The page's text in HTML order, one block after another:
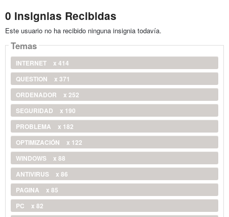
0 Insignias Recibidas
Este usuario no ha recibido ninguna insignia todavía.
Temas
INTERNET
x 414
QUESTION
x 371
ORDENADOR
x 252
SEGURIDAD
x 190
PROBLEMA
x 182
OPTIMIZACIÓN
x 122
WINDOWS
x 88
ANTIVIRUS
x 86
PAGINA
x 85
PC
x 82